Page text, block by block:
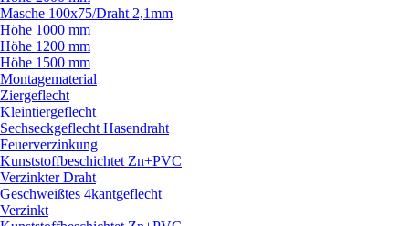
Masche 100x75/Draht 2,1mm
Höhe 1000 mm
Höhe 1200 mm
Höhe 1500 mm
Montagematerial
Ziergeflecht
Kleintiergeflecht
Sechseckgeflecht Hasendraht
Feuerverzinkung
Kunststoffbeschichtet Zn+PVC
Verzinkter Draht
Geschweißtes 4kantgeflecht
Verzinkt